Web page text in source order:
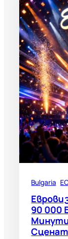
Bulgaria ЕС
90 000